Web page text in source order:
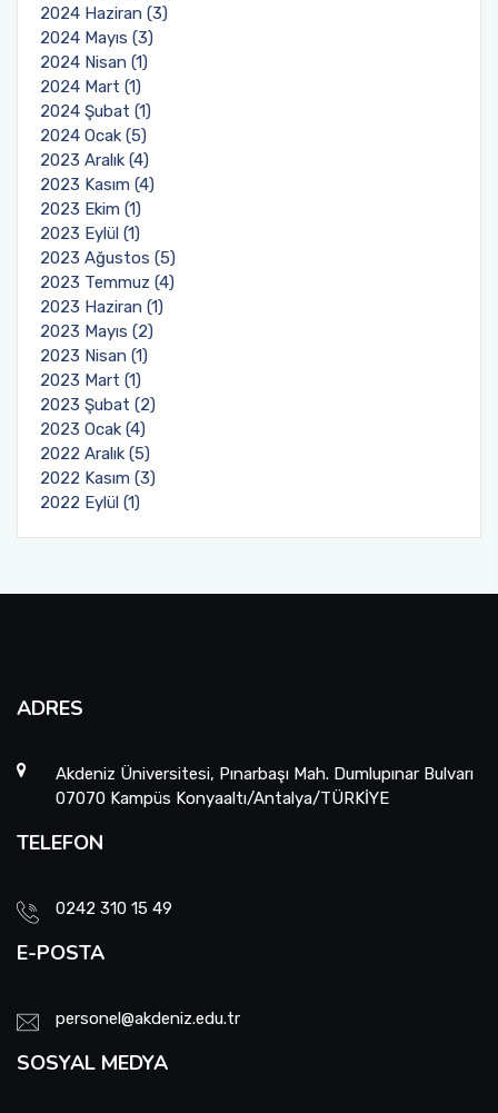
2024 Haziran (3)
2024 Mayıs (3)
2024 Nisan (1)
2024 Mart (1)
2024 Şubat (1)
2024 Ocak (5)
2023 Aralık (4)
2023 Kasım (4)
2023 Ekim (1)
2023 Eylül (1)
2023 Ağustos (5)
2023 Temmuz (4)
2023 Haziran (1)
2023 Mayıs (2)
2023 Nisan (1)
2023 Mart (1)
2023 Şubat (2)
2023 Ocak (4)
2022 Aralık (5)
2022 Kasım (3)
2022 Eylül (1)
ADRES
Akdeniz Üniversitesi, Pınarbaşı Mah. Dumlupınar Bulvarı
07070 Kampüs Konyaaltı/Antalya/TÜRKİYE
TELEFON
0242 310 15 49
E-POSTA
personel@akdeniz.edu.tr
SOSYAL MEDYA